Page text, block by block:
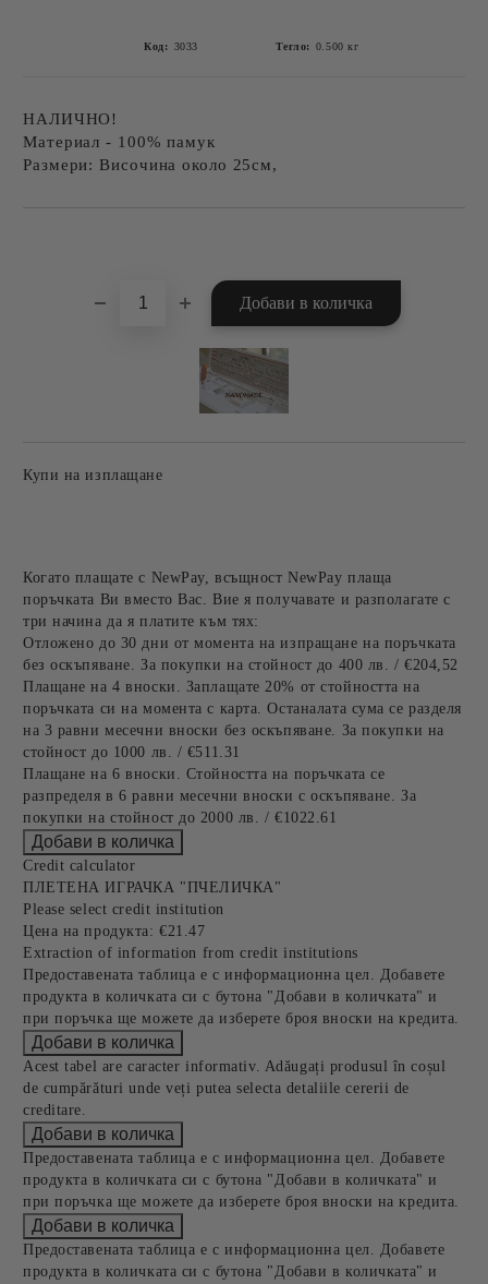
Код: 3033 Тегло: 0.500 кг
НАЛИЧНО!
Материал - 100% памук
Размери: Височина около 25см,
Купи на изплащане
Когато плащате с NewPay, всъщност NewPay плаща
поръчката Ви вместо Вас. Вие я получавате и разполагате с
три начина да я платите към тях:
Отложено до 30 дни от момента на изпращане на поръчката
без оскъпяване. За покупки на стойност до 400 лв. / €204,52
Плащане на 4 вноски. Заплащате 20% от стойността на
поръчката си на момента с карта. Останалата сума се разделя
на 3 равни месечни вноски без оскъпяване. За покупки на
стойност до 1000 лв. / €511.31
Плащане на 6 вноски. Стойността на поръчката се
разпределя в 6 равни месечни вноски с оскъпяване. За
покупки на стойност до 2000 лв. / €1022.61
Credit calculator
ПЛЕТЕНА ИГРАЧКА "ПЧЕЛИЧКА"
Please select credit institution
Цена на продукта: €21.47
Extraction of information from credit institutions
Предоставената таблица е с информационна цел. Добавете
продукта в количката си с бутона "Добави в количката" и
при поръчка ще можете да изберете броя вноски на кредита.
Acest tabel are caracter informativ. Adăugați produsul în coșul
de cumpărături unde veți putea selecta detaliile cererii de
creditare.
Предоставената таблица е с информационна цел. Добавете
продукта в количката си с бутона "Добави в количката" и
при поръчка ще можете да изберете броя вноски на кредита.
Предоставената таблица е с информационна цел. Добавете
продукта в количката си с бутона "Добави в количката" и